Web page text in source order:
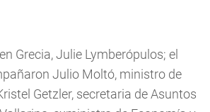
Grecia, Julie Lymberópulos; el
Julio Moltó, ministro de
Getzler, secretaria de Asuntos